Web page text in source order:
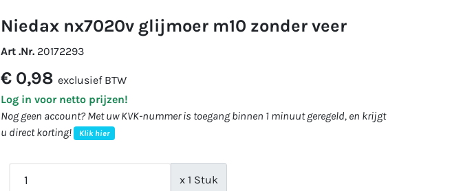
niedax nx7020v glijmoer m10 zonder veer
Art .Nr. 20172293
€ 0,98 exclusief BTW
Log in voor netto prijzen!
Nog geen account? Met uw KVK-nummer is toegang binnen 1 minuut geregeld, en krijgt
u direct korting!
Klik hier
x 1 Stuk